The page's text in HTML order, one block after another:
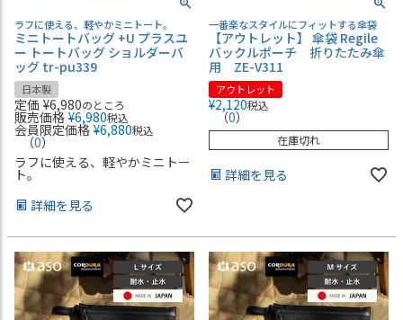
ラフに使える、軽やかミニトート。
ミニトートバッグ +U プラスユ
ー トートバッグ ショルダーバ
ッグ tr-pu339
日本製
定価 ¥6,980のところ
販売価格 ¥6,980税込
会員限定価格 ¥6,880税込
（0）
ラフに使える、軽やかミニトー
ト。
詳細を見る
一番楽なスタイルにフィットする傘袋
【アウトレット】 傘袋 Regile
バックルポーチ 折りたたみ傘
用 ZE-V311
アウトレット
¥2,120税込
（0）
在庫切れ
詳細を見る